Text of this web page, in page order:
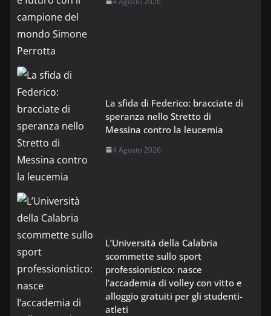
La sfida di Federico: bracciate di
speranza nello Stretto di
Messina contro la leucemia
4 Agosto 2026
L’Università della Calabria
scommette sullo sport
professionistico: nasce
l’accademia di volley con vitto e
alloggio gratuiti per gli studenti-
atleti